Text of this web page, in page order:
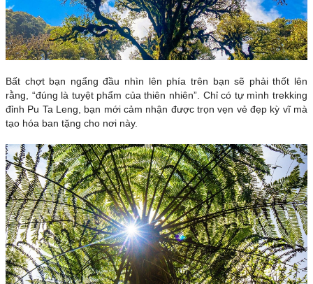
Bất chợt bạn ngẩng đầu nhìn lên phía trên bạn sẽ phải thốt lên
rằng, “đúng là tuyệt phẩm của thiên nhiên”. Chỉ có tự mình trekking
đỉnh Pu Ta Leng, bạn mới cảm nhận được trọn vẹn vẻ đẹp kỳ vĩ mà
tạo hóa ban tặng cho nơi này.